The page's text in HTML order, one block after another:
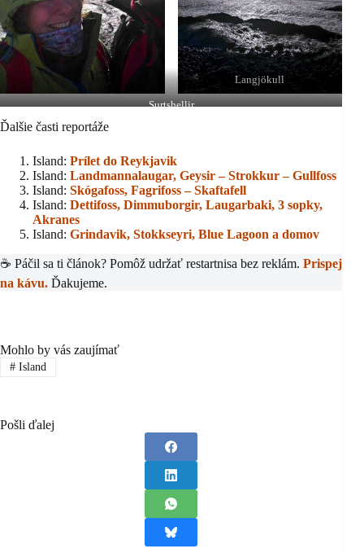
Langjökull
Surtshellir
Ďalšie časti reportáže
Island: Prílet do Reykjavik
Island: Landmannalaugar, Geysir – Strokkur – Gullfoss
Island: Skógafoss, Fagrifoss – Skaftafell
Island: Dettifoss, Dimmuborgir, Laugarbaki, 3 sopky,
Akranes
Island: Grindavik, Stokkseyri, Blue Lagoon a domov
☕ Páčil sa ti článok? Pomôž udržať restartnisa bez reklám. Prispej
na kávu. Ďakujeme.
Mohlo by vás zaujímať
#Island
Pošli ďalej